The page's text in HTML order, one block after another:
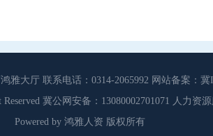
大厅 联系电话：0314-2065992 网站备案：
冀公网安备：13080002701071 人力资
Powered by 鸿雅人资 版权所有